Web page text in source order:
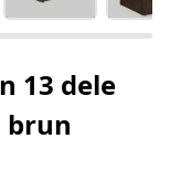
13 dele
brun